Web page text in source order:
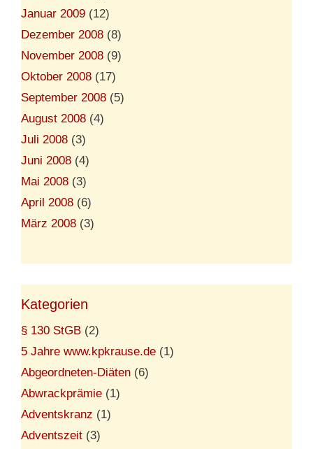
Januar 2009 (12)
Dezember 2008 (8)
November 2008 (9)
Oktober 2008 (17)
September 2008 (5)
August 2008 (4)
Juli 2008 (3)
Juni 2008 (4)
Mai 2008 (3)
April 2008 (6)
März 2008 (3)
Kategorien
§ 130 StGB (2)
5 Jahre www.kpkrause.de (1)
Abgeordneten-Diäten (6)
Abwrackprämie (1)
Adventskranz (1)
Adventszeit (3)